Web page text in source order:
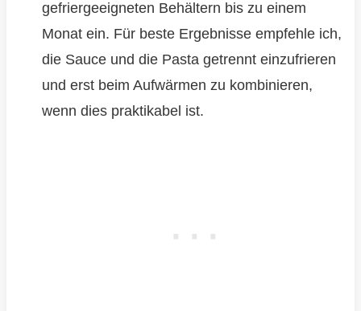
gefriergeeigneten Behältern bis zu einem
Monat ein. Für beste Ergebnisse empfehle ich,
die Sauce und die Pasta getrennt einzufrieren
und erst beim Aufwärmen zu kombinieren,
wenn dies praktikabel ist.